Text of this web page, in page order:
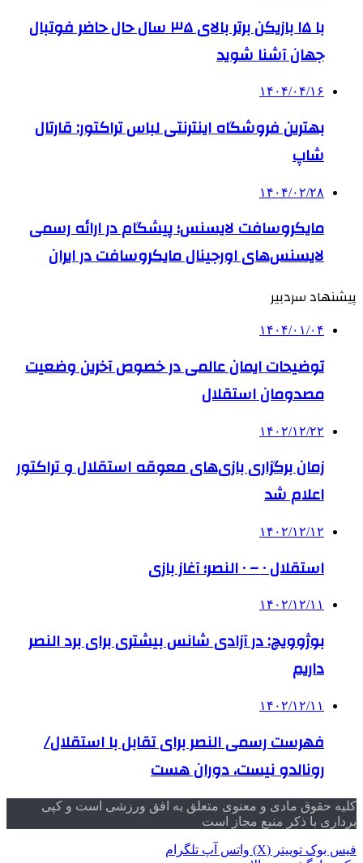
با ۱۵ بازیکن برتر بالای ۳۵ سال حال حاضر فوتبال
جهان آشنا شوید
۱۴۰۴/۰۴/۱۶
بهترین فروشگاه اینترنتی لباس تراکتور: قارتال
شاپ
۱۴۰۴/۰۲/۲۸
مایکروسافت لایسنس؛ پیشگام در ارائه رسمی
لایسنس‌های اورجینال مایکروسافت در ایران
پیشنهاد سردبیر
۱۴۰۴/۰۱/۰۴
توضیحات ایمان عالمی در خصوص آخرین وضعیت
مصدومان استقلال
۱۴۰۲/۱۲/۲۲
زمان برگزاری بازی‌های معوقه استقلال و تراکتور
اعلام شد
۱۴۰۲/۱۲/۱۲
استقلال ۰ – ۰ النصر؛ آغاز بازی
۱۴۰۲/۱۲/۱۱
بوژوویچ: در آزادی شانس بیشتری برای برد النصر
داریم
۱۴۰۲/۱۲/۱۱
فهرست رسمی النصر برای تقابل با استقلال/
رونالدو نیست، دوران هست
کلیه حقوق مادی و معنوی متعلق به افق ورزشی است و کپی
برداری با ذکر منبع مجاز است
فیس بوک توییتر (X) واتس آپ تلگرام